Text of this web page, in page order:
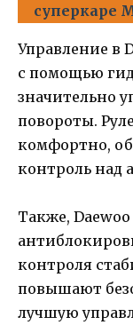
суперкаре
Управление в
с помощью
значительно
повороты.
комфортно,
контроль над
Также,
контроля
повышают
лучшую